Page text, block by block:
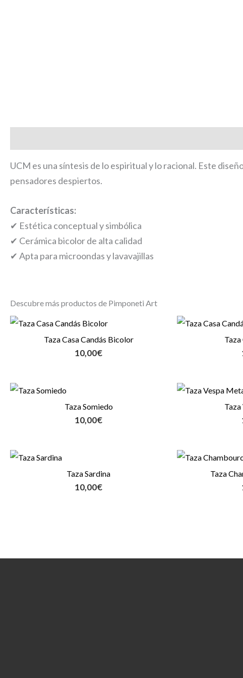
UCM es una síntesis de lo espiritual y lo racional. Este
pensadores despiertos.
Características:
✔ Estética conceptual y simbólica
✔ Cerámica bicolor de alta calidad
✔ Apta para microondas y lavavajillas
Descubre más productos de Pimponeti Art
Taza Casa Candás Bicolor
10,00€
Taza
Taza Somiedo
10,00€
Taza Sardina
10,00€
Taza